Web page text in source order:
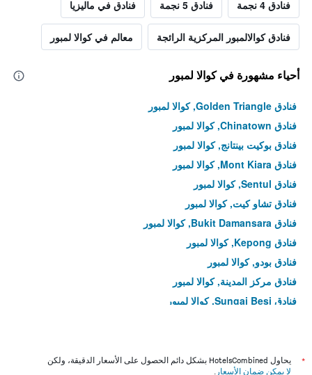
فنادق 4 نجمة فنادق 5 نجمة فنادق في ماليزيا
فنادق كوالالمبور المركزية الرائجة معالم في كوالا لمبور
أحياء مشهورة في كوالا لمبور
فنادق Golden Triangle, كوالا لمبور
فنادق Chinatown, كوالا لمبور
فنادق بوكيت بينتانج, كوالا لمبور
فنادق Mont Kiara, كوالا لمبور
فنادق Sentul, كوالا لمبور
فنادق تشاو كيت, كوالا لمبور
فنادق Bukit Damansara, كوالا لمبور
فنادق Kepong, كوالا لمبور
فنادق بودو, كوالا لمبور
فنادق مركز المدينة, كوالا لمبور
فنادق Sungai Besi, كوالا لمبور
*
يحاول HotelsCombined بشكل دائم الحصول على الأسعار الدقيقة، ولكن
لا يمكن ضمان الأسعار .